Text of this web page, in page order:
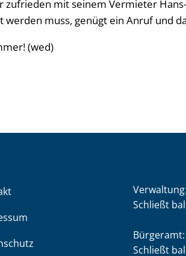
zufrieden mit seinem Vermieter
muss, genügt ein Anruf und
(wed)
Verwaltung:
Klicken,
Schließt
Bürgeramt:
Klicken,
Schließt